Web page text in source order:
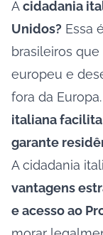
Acidadania
Unidos? Essa
brasileiros
europeu e
fora da
italiana facilita
garante
A cidadania
vantagens
e acesso ao